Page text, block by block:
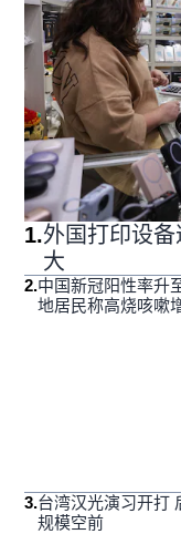
1.外国打印设
大
2.中国新冠阳性率
地居民称高烧咳嗽
3.台湾汉光演习开打 后备动员
规模空前